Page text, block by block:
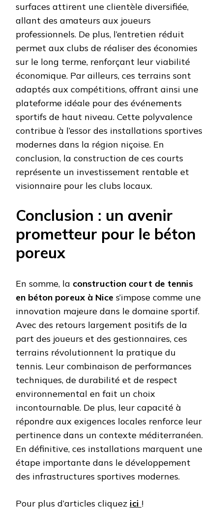
surfaces attirent une clientèle diversifiée,
allant des amateurs aux joueurs
professionnels. De plus, l’entretien réduit
permet aux clubs de réaliser des économies
sur le long terme, renforçant leur viabilité
économique. Par ailleurs, ces terrains sont
adaptés aux compétitions, offrant ainsi une
plateforme idéale pour des événements
sportifs de haut niveau. Cette polyvalence
contribue à l’essor des installations sportives
modernes dans la région niçoise. En
conclusion, la construction de ces courts
représente un investissement rentable et
visionnaire pour les clubs locaux.
Conclusion : un avenir
prometteur pour le béton
poreux
En somme, la construction court de tennis
en béton poreux à Nice s’impose comme une
innovation majeure dans le domaine sportif.
Avec des retours largement positifs de la
part des joueurs et des gestionnaires, ces
terrains révolutionnent la pratique du
tennis. Leur combinaison de performances
techniques, de durabilité et de respect
environnemental en fait un choix
incontournable. De plus, leur capacité à
répondre aux exigences locales renforce leur
pertinence dans un contexte méditerranéen.
En définitive, ces installations marquent une
étape importante dans le développement
des infrastructures sportives modernes.
Pour plus d’articles cliquez ici !